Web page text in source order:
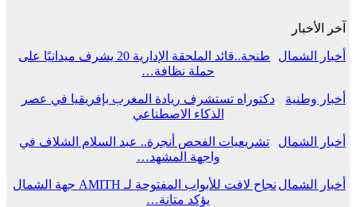
آخر الأخبار
أخبار الشمال
طنجة..قائد الملحقة الإدارية 20 يشرف ميدانيًا على
حملة نظافة…
أخبار وطنية
دكتوراه تستشرف ريادة المغرب بإفريقيا في عصر
الذكاء الاصطناعي
أخبار الشمال
تشريعيات الفحص أنجرة.. عبد السلام الشلاف في
واجهة المشهد…
أخبار الشمال
نجاح لافت للأبواب المفتوحة لـ AMITH جهة الشمال
يؤكد متانة…